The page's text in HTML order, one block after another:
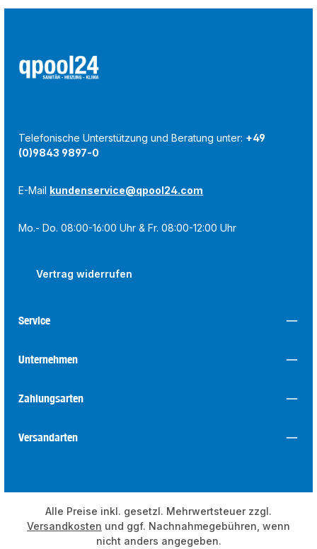
Telefonische Unterstützung und Beratung unter: +49
(0)9843 9897-0
E-Mail kundenservice@qpool24.com
Mo.- Do. 08:00-16:00 Uhr & Fr. 08:00-12:00 Uhr
Vertrag widerrufen
Service
Unternehmen
Zahlungsarten
Versandarten
Alle Preise inkl. gesetzl. Mehrwertsteuer zzgl.
Versandkosten und ggf. Nachnahmegebühren, wenn
nicht anders angegeben.